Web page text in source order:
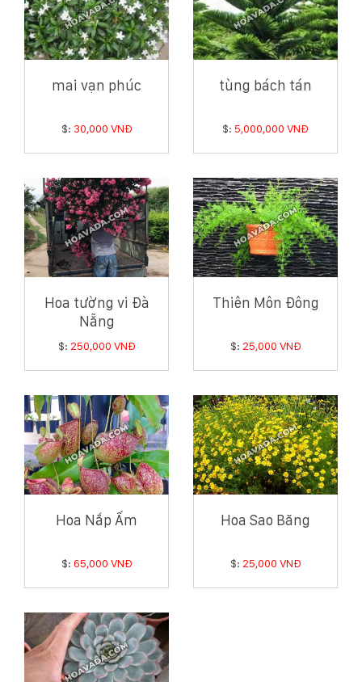
mai vạn phúc
$: 30,000 VNĐ
tùng bách tán
$: 5,000,000 VNĐ
Hoa tường vi Đà
Nẵng
$: 250,000 VNĐ
Thiên Môn Đông
$: 25,000 VNĐ
Hoa Nắp Ấm
$: 65,000 VNĐ
Hoa Sao Băng
$: 25,000 VNĐ